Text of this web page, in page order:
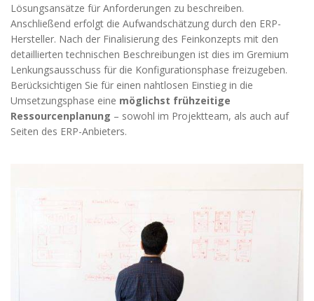
Lösungsansätze für Anforderungen zu beschreiben.
Anschließend erfolgt die Aufwandschätzung durch den ERP-
Hersteller. Nach der Finalisierung des Feinkonzepts mit den
detaillierten technischen Beschreibungen ist dies im Gremium
Lenkungsausschuss für die Konfigurationsphase freizugeben.
Berücksichtigen Sie für einen nahtlosen Einstieg in die
Umsetzungsphase eine möglichst frühzeitige
Ressourcenplanung – sowohl im Projektteam, als auch auf
Seiten des ERP-Anbieters.